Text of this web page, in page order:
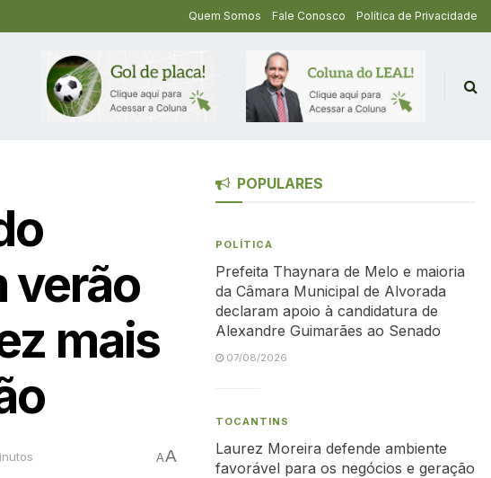
Quem Somos Fale Conosco Política de Privacidade
verão
mais
AA
POPULARES
POLÍTICA
Prefeita Thaynara de Melo e maioria
da Câmara Municipal de Alvorada
declaram apoio à candidatura de
Alexandre Guimarães ao Senado
07/08/2026
TOCANTINS
Laurez Moreira defende ambiente
favorável para os negócios e geração